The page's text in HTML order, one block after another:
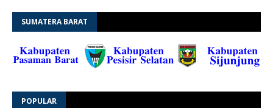
SUMATERA BARAT
POPULAR